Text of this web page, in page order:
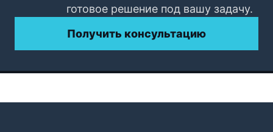
готовое решение под вашу задачу.
Получить консультацию